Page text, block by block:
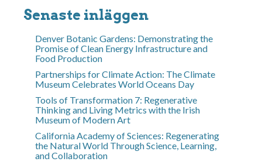
Senaste inläggen
Denver Botanic Gardens: Demonstrating the
Promise of Clean Energy Infrastructure and
Food Production
Partnerships for Climate Action: The Climate
Museum Celebrates World Oceans Day
Tools of Transformation 7: Regenerative
Thinking and Living Metrics with the Irish
Museum of Modern Art
California Academy of Sciences: Regenerating
the Natural World Through Science, Learning,
and Collaboration